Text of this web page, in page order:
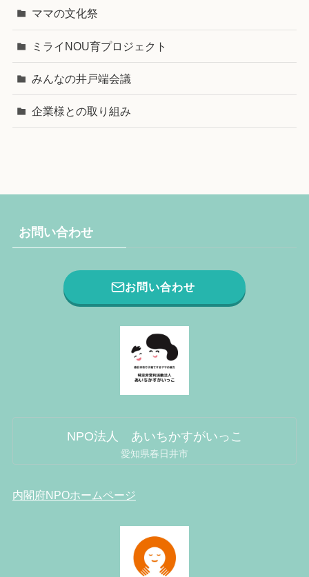
ママの文化祭
ミライNOU育プロジェクト
みんなの井戸端会議
企業様との取り組み
お問い合わせ
お問い合わせ
NPO法人 あいちかすがいっこ
愛知県春日井市
内閣府NPOホームページ